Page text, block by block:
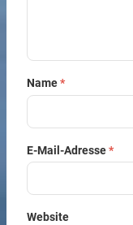
Name*
E-Mail-Adresse*
Website